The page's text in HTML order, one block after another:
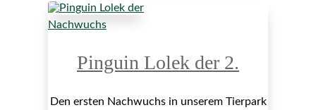
Nachwuchs
Pinguin Lolek der 2.
Den ersten Nachwuchs in unserem Tierpark